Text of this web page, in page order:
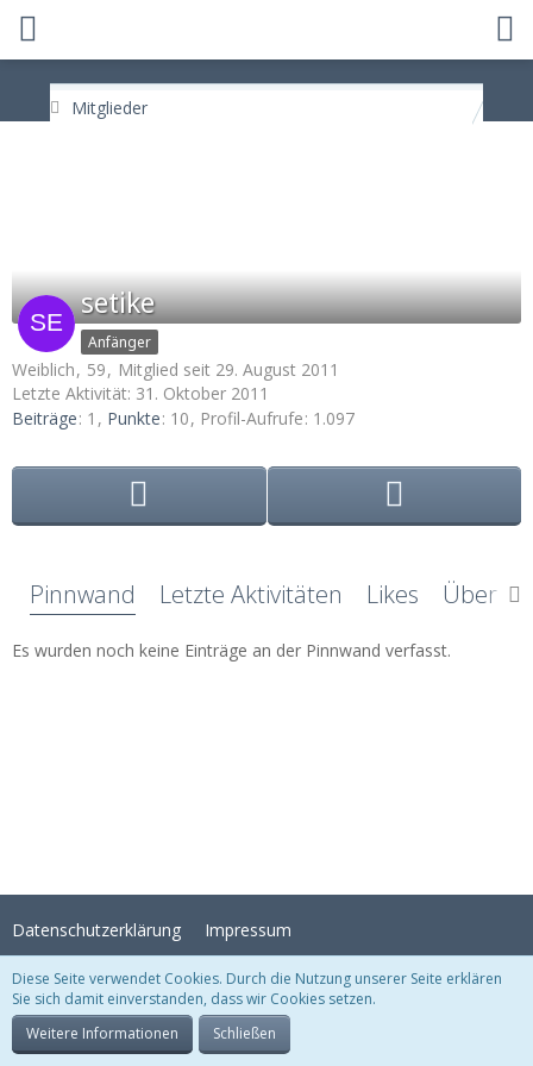
Mitglieder
setike
Anfänger
Weiblich 59
Mitglied seit 29. August 2011
Letzte Aktivität: 31. Oktober 2011
Beiträge 1 Punkte 10 Profil-Aufrufe 1.097
Pinnwand Letzte Aktivitäten Likes Über
Es wurden noch keine Einträge an der Pinnwand verfasst.
Datenschutzerklärung Impressum
Stil:Crystal Temptation , erstellt vonKittMedia
Community-Software:
Diese Seite verwendet Cookies. Durch die Nutzung unserer Seite erklären
Sie sich damit einverstanden, dass wir Cookies setzen.
Weitere Informationen
Schließen